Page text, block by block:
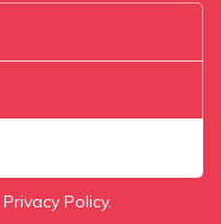
Policy.